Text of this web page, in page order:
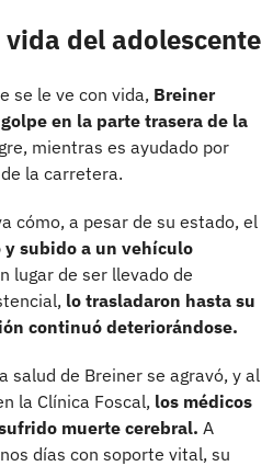
del adolescente
se le ve con vida, Breiner
en la parte trasera de la
mientras es ayudado por
la carretera.
cómo, a pesar de su estado, el
y subido a un vehículo
lugar de ser llevado de
lo trasladaron hasta su
continuó deteriorándose.
salud de Breiner se agravó, y al
la Clínica Foscal, los médicos
muerte cerebral. A
días con soporte vital, su